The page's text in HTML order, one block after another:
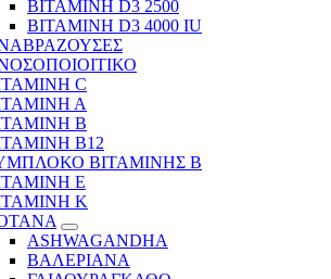
ΒΙΤΑΜΙΝΗ D3 2500
BITAMINH D3 4000 IU
C
Α
Β
Β12
ΒΙΤΑΜΙΝΗΣ Β
Ε
Κ
ASHWAGANDHA
ΒΑΛΕΡΙΑΝΑ